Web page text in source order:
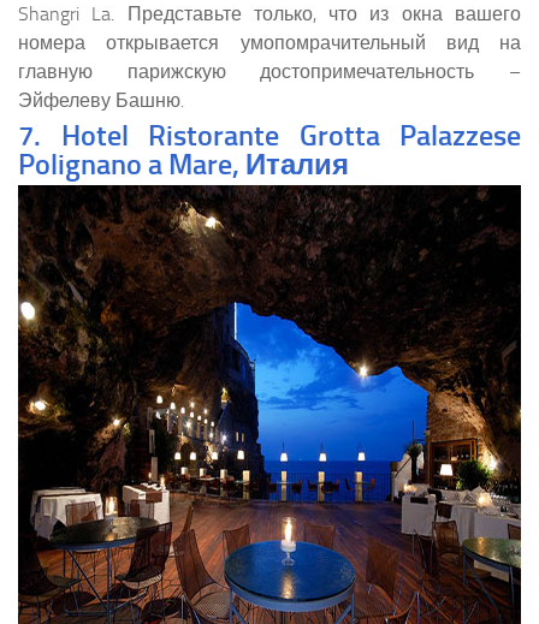
Shangri La. Представьте только, что из окна вашего
номера открывается умопомрачительный вид на
главную парижскую достопримечательность –
Эйфелеву Башню.
7. Hotel Ristorante Grotta Palazzese
Polignano a Mare, Италия